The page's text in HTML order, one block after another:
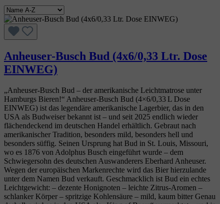
Anheuser-Busch Bud (4x6/0,33 Ltr. Dose
EINWEG)
„Anheuser‑Busch Bud – der amerikanische Leichtmatrose unter
Hamburgs Bieren!“ Anheuser‑Busch Bud (4×6/0,33 L Dose
EINWEG) ist das legendäre amerikanische Lagerbier, das in den
USA als Budweiser bekannt ist – und seit 2025 endlich wieder
flächendeckend im deutschen Handel erhältlich. Gebraut nach
amerikanischer Tradition, besonders mild, besonders hell und
besonders süffig. Seinen Ursprung hat Bud in St. Louis, Missouri,
wo es 1876 von Adolphus Busch eingeführt wurde – dem
Schwiegersohn des deutschen Auswanderers Eberhard Anheuser.
Wegen der europäischen Markenrechte wird das Bier hierzulande
unter dem Namen Bud verkauft. Geschmacklich ist Bud ein echtes
Leichtgewicht: – dezente Honignoten – leichte Zitrus‑Aromen –
schlanker Körper – spritzige Kohlensäure – mild, kaum bitter Genau